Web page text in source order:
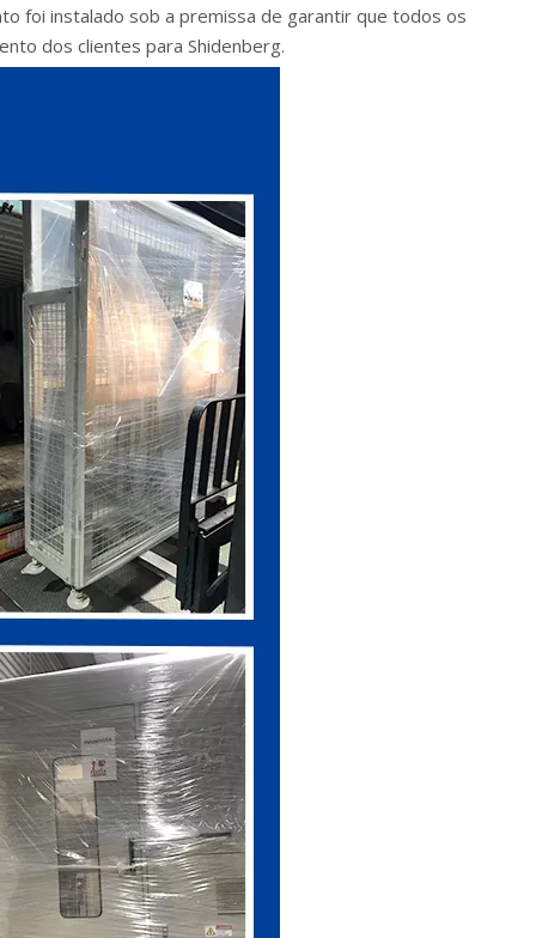
foi instalado sob a premissa de garantir que todos os
dos clientes para Shidenberg.